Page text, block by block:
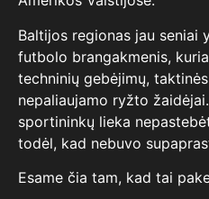
Baltijos regionas jau seniai
futbolo brangakmenis,
techninių gebėjimų,
nepaliaujamo ryžto
sportininkų lieka
todėl, kad nebuvo
Esame čia tam, kad tai